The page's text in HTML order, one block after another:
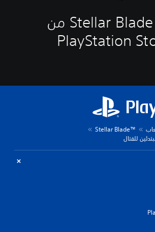
اشترِ Stellar Blade من
PlayStation
Stellar Blade™‎